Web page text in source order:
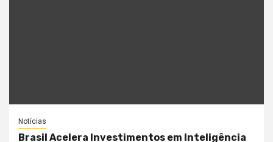
Notícias
Brasil Acelera Investimentos em Inteligência